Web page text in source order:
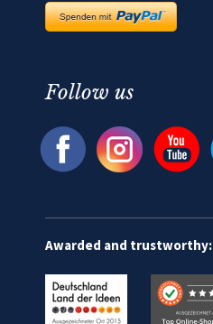
Follow us
Awarded and trustworthy: